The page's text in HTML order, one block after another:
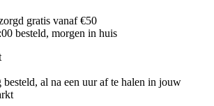
gratis vanaf €50
besteld, morgen in huis
besteld, al na een uur af te halen in jouw